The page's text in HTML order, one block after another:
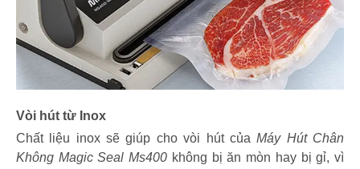
Vòi hút từ Inox
Chất liệu inox sẽ giúp cho vòi hút củaMáy Hút Chân
Không Magic Seal Ms400 không bị ăn mòn hay bị gỉ, vì